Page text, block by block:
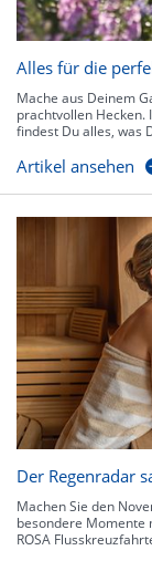
Alles für die
Mache aus Deinem
prachtvollen Hecken.
findest Du alles, was
Artikel ansehen
Der Regenradar
Machen Sie den
besondere Momente
ROSA